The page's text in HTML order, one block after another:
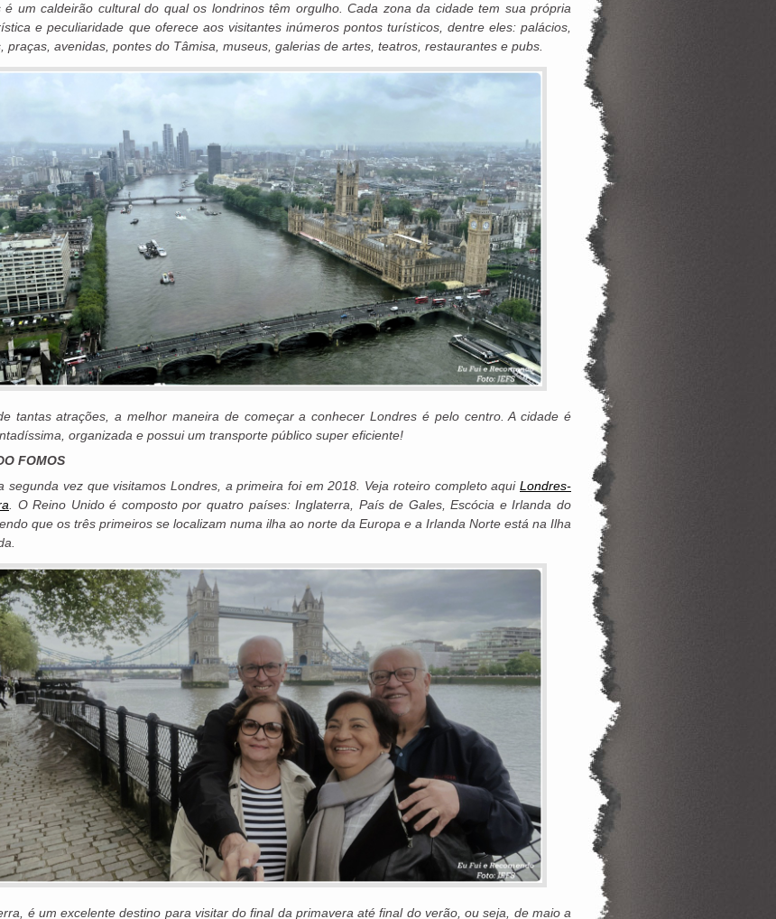
é um caldeirão cultural do qual os londrinos têm orgulho. Cada zona da cidade tem sua própria
e peculiaridade que oferece aos visitantes inúmeros pontos turísticos, dentre eles: palácios,
praças, avenidas, pontes do Tâmisa, museus, galerias de artes, teatros, restaurantes e pubs.
tantas atrações, a melhor maneira de começar a conhecer Londres é pelo centro. A cidade é
organizada e possui um transporte público super eficiente!
FOMOS
segunda vez que visitamos Londres, a primeira foi em 2018. Veja roteiro completo aqui Londres-
. O Reino Unido é composto por quatro países: Inglaterra, País de Gales, Escócia e Irlanda do
que os três primeiros se localizam numa ilha ao norte da Europa e a Irlanda Norte está na Ilha
é um excelente destino para visitar do final da primavera até final do verão, ou seja, de maio a